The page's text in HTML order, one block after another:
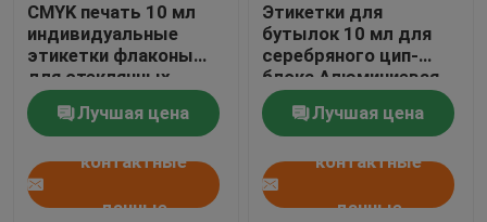
CMYK печать 10 мл
индивидуальные
этикетки флаконы
для стеклянных
бутылок лекарства
пептидной упаковки
Лучшая цена
контактные
данные
Этикетки для
бутылок 10 мл для
серебряного цип-
блока Алюминиевая
фольга
Лучшая цена
контактные
данные